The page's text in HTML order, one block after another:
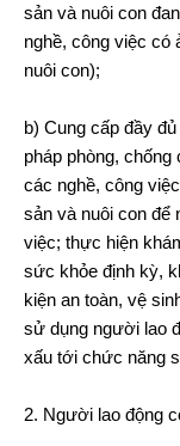
sản và nuôi con
nghề, công việc có
nuôi con);
b) Cung cấp đầy
pháp phòng,
các nghề, công
sản và nuôi con để
việc; thực hiện
sức khỏe định kỳ,
kiện an toàn, vệ
sử dụng người lao
xấu tới chức năng
2. Người lao động